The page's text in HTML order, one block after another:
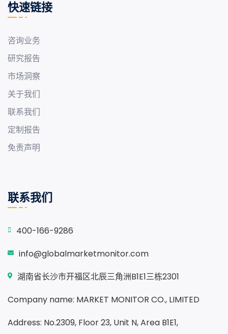
快速链接
咨询业务
研究报告
市场洞察
关于我们
联系我们
定制报告
免责声明
联系我们
400-166-9286
info@globalmarketmonitor.com
湖南省长沙市开福区北辰三角洲B1E1三栋2301
Company name: MARKET MONITOR CO., LIMITED
Address: No.2309, Floor 23, Unit N, Area B1E1,